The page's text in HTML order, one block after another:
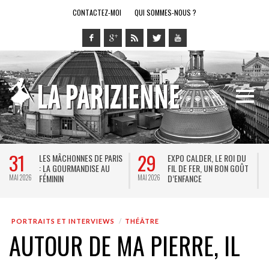
CONTACTEZ-MOI QUI SOMMES-NOUS ?
ROI DU
GOÛT
28
MAI 2026
LE RING DE KATHARSY, UN
SPECTACLE EN FORME DE
14
MAI 2026
BREL ET LA
THÉÂTRE DE LA
PORTRAITS ET INTERVIEWS THÉÂTRE
AUTOUR DE MA PIERRE, IL